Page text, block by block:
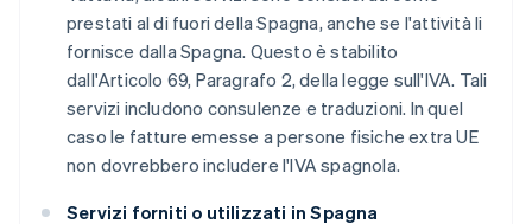
prestati al di fuori della Spagna, anche se l'attività li
fornisce dalla Spagna. Questo è stabilito
dall'Articolo 69, Paragrafo 2, della legge sull'IVA. Tali
servizi includono consulenze e traduzioni. In quel
caso le fatture emesse a persone fisiche extra UE
non dovrebbero includere l'IVA spagnola.
Servizi forniti o utilizzati in Spagna